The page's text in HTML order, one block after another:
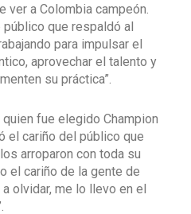
ver a Colombia campeón.
que respaldó al
para impulsar el
aprovechar el talento y
su práctica”.
fue elegido Champion
el cariño del público que
arroparon con toda su
el cariño de la gente de
olvidar, me lo llevo en el